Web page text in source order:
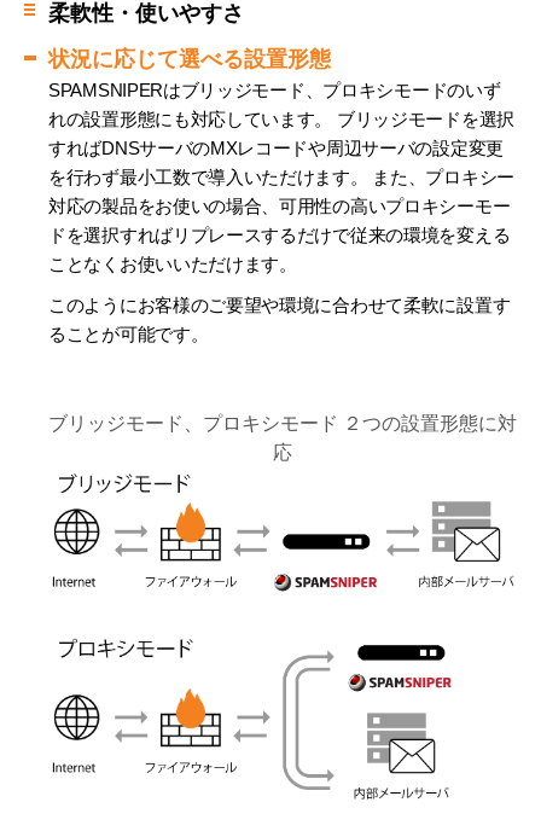
柔軟性・使いやすさ
状況に応じて選べる設置形態
SPAMSNIPERはブリッジモード、プロキシモードのいず
れの設置形態にも対応しています。 ブリッジモードを選択
すればDNSサーバのMXレコードや周辺サーバの設定変更
を行わず最小工数で導入いただけます。 また、プロキシー
対応の製品をお使いの場合、可用性の高いプロキシーモー
ドを選択すればリプレースするだけで従来の環境を変える
ことなくお使いいただけます。
このようにお客様のご要望や環境に合わせて柔軟に設置す
ることが可能です。
ブリッジモード、プロキシモード ２つの設置形態に対
応